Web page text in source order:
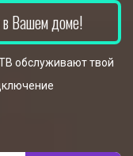
в Вашем доме!
обслуживают твой